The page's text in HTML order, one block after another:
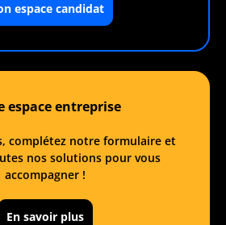
espace candidat
espace entreprise
complétez notre formulaire et
nos solutions pour vous
accompagner !
En savoir plus